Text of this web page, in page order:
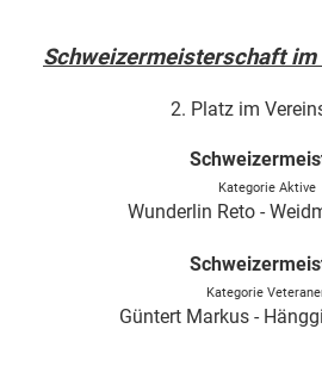
Schweizermeisterschaft
2. Platz im
Kategorie Aktive
Wunderlin Reto -
Kategorie
Güntert Markus -